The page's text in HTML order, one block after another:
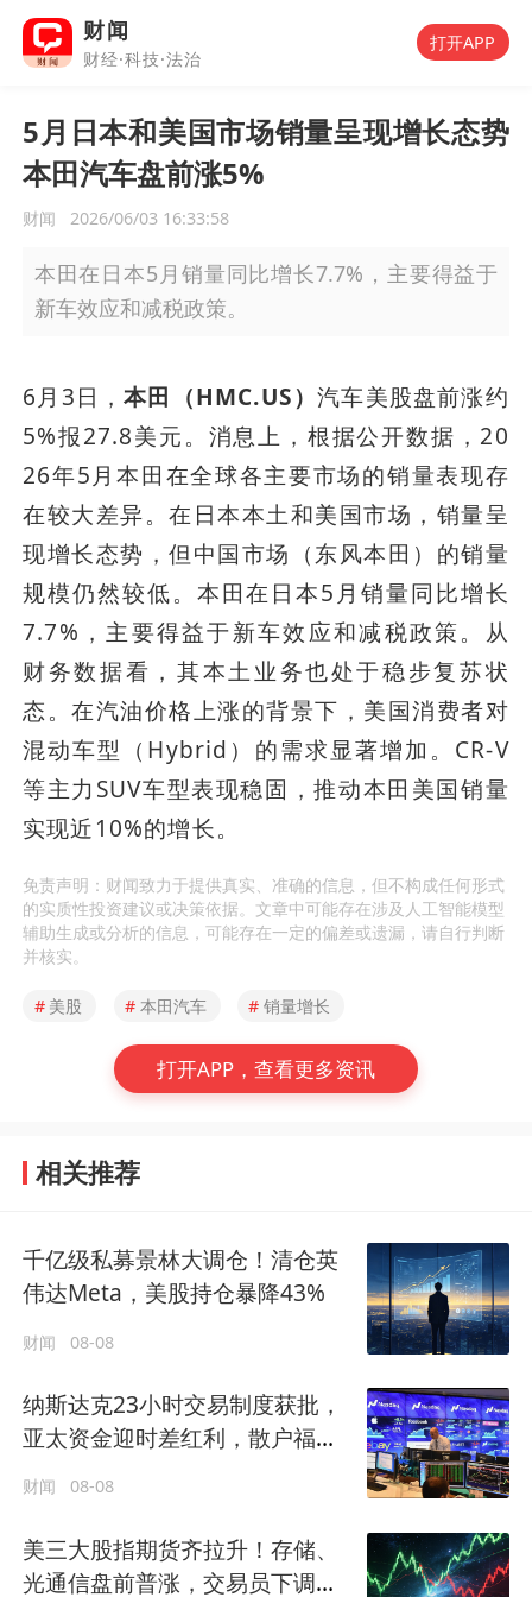
财闻
财经·科技·法治
打开APP
5月日本和美国市场销量呈现增长态势
本田汽车盘前涨5%
财闻 2026/06/03 16:33:58
本田在日本5月销量同比增长7.7%，主要得益于
新车效应和减税政策。
6月3日，本田（HMC.US）汽车美股盘前涨约
5%报27.8美元。消息上，根据公开数据，20
26年5月本田在全球各主要市场的销量表现存
在较大差异。在日本本土和美国市场，销量呈
现增长态势，但中国市场（东风本田）的销量
规模仍然较低。本田在日本5月销量同比增长
7.7%，主要得益于新车效应和减税政策。从
财务数据看，其本土业务也处于稳步复苏状
态。在汽油价格上涨的背景下，美国消费者对
混动车型（Hybrid）的需求显著增加。CR-V
等主力SUV车型表现稳固，推动本田美国销量
实现近10%的增长。
免责声明：财闻致力于提供真实、准确的信息，但不构成任何形式
的实质性投资建议或决策依据。文章中可能存在涉及人工智能模型
辅助生成或分析的信息，可能存在一定的偏差或遗漏，请自行判断
并核实。
# 美股 # 本田汽车 # 销量增长
打开APP，查看更多资讯
相关推荐
千亿级私募景林大调仓！清仓英
伟达Meta，美股持仓暴降43%
财闻 08-08
纳斯达克23小时交易制度获批，
亚太资金迎时差红利，散户福音
财闻 08-08
美三大股指期货齐拉升！存储、
光通信盘前普涨，交易员下调美